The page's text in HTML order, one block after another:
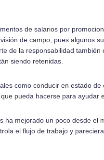
de salarios por
de campo, pues algunos
de la responsabilidad también
siendo retenidas.
como conducir en estado de
pueda hacerse para ayudar
ha mejorado un poco desde el
el flujo de trabajo y